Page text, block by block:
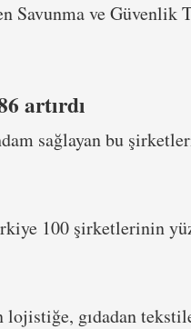
Savunma ve
artırdı
sağlayan bu
100 şirketlerinin
gıdadan